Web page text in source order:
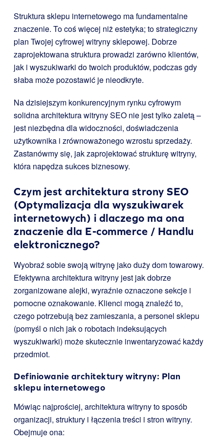
Struktura sklepu internetowego ma fundamentalne
znaczenie. To coś więcej niż estetyka; to strategiczny
plan Twojej cyfrowej witryny sklepowej. Dobrze
zaprojektowana struktura prowadzi zarówno klientów,
jak i wyszukiwarki do twoich produktów, podczas gdy
słaba może pozostawić je nieodkryte.
Na dzisiejszym konkurencyjnym rynku cyfrowym
solidna architektura witryny SEO nie jest tylko zaletą –
jest niezbędna dla widoczności, doświadczenia
użytkownika i zrównoważonego wzrostu sprzedaży.
Zastanówmy się, jak zaprojektować strukturę witryny,
która napędza sukces biznesowy.
Czym jest architektura strony SEO
(Optymalizacja dla wyszukiwarek
internetowych) i dlaczego ma ona
znaczenie dla E-commerce / Handlu
elektronicznego?
Wyobraź sobie swoją witrynę jako duży dom towarowy.
Efektywna architektura witryny jest jak dobrze
zorganizowane alejki, wyraźnie oznaczone sekcje i
pomocne oznakowanie. Klienci mogą znaleźć to,
czego potrzebują bez zamieszania, a personel sklepu
(pomyśl o nich jak o robotach indeksujących
wyszukiwarki) może skutecznie inwentaryzować każdy
przedmiot.
Definiowanie architektury witryny: Plan
sklepu internetowego
Mówiąc najprościej, architektura witryny to sposób
organizacji, struktury i łączenia treści i stron witryny.
Obejmuje ona: